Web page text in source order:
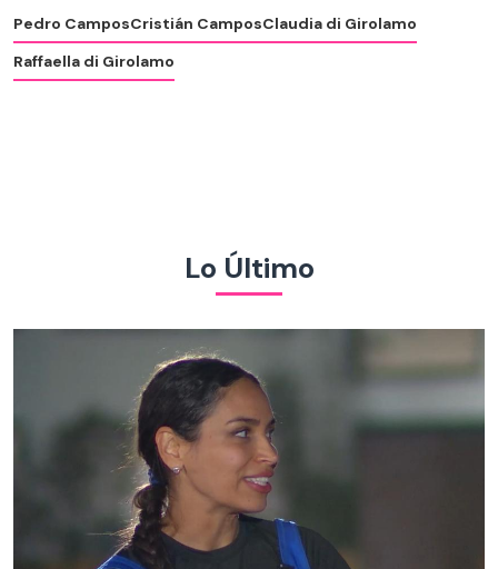
Pedro CamposCristián CamposClaudia di Girolamo
Raffaella di Girolamo
Lo Último